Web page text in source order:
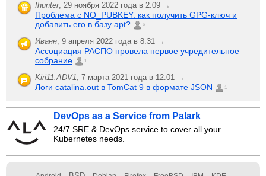
fhunter, 29 ноября 2022 года в 2:09 →
Проблема с NO_PUBKEY: как получить GPG-ключ и
добавить его в базу apt?
6
Иванн, 9 апреля 2022 года в 8:31 →
Ассоциация РАСПО провела первое учредительное
собрание
1
Kiri11.ADV1, 7 марта 2021 года в 12:01 →
Логи catalina.out в TomCat 9 в формате JSON 1
DevOps as a Service from Palark
24/7 SRE & DevOps service to cover all your
Kubernetes needs.